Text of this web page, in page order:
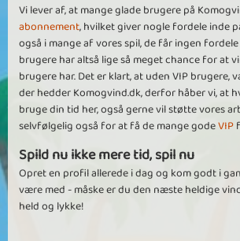
Vi lever af, at mange glade brugere på
abonnement, hvilket giver nogle fordele inde
også i mange af vores spil, de får ingen
brugere har altså lige så meget chance for at
brugere har. Det er klart, at uden VIP brugere,
der hedder Komogvind.dk, derfor håber vi, at
bruge din tid her, også gerne vil støtte vores
selvfølgelig også for at få de mange godeVIP
Spild nu ikke mere tid, spil nu
Opret en profil allerede i dag og kom godt i
være med - måske er du den næste heldige
held og lykke!